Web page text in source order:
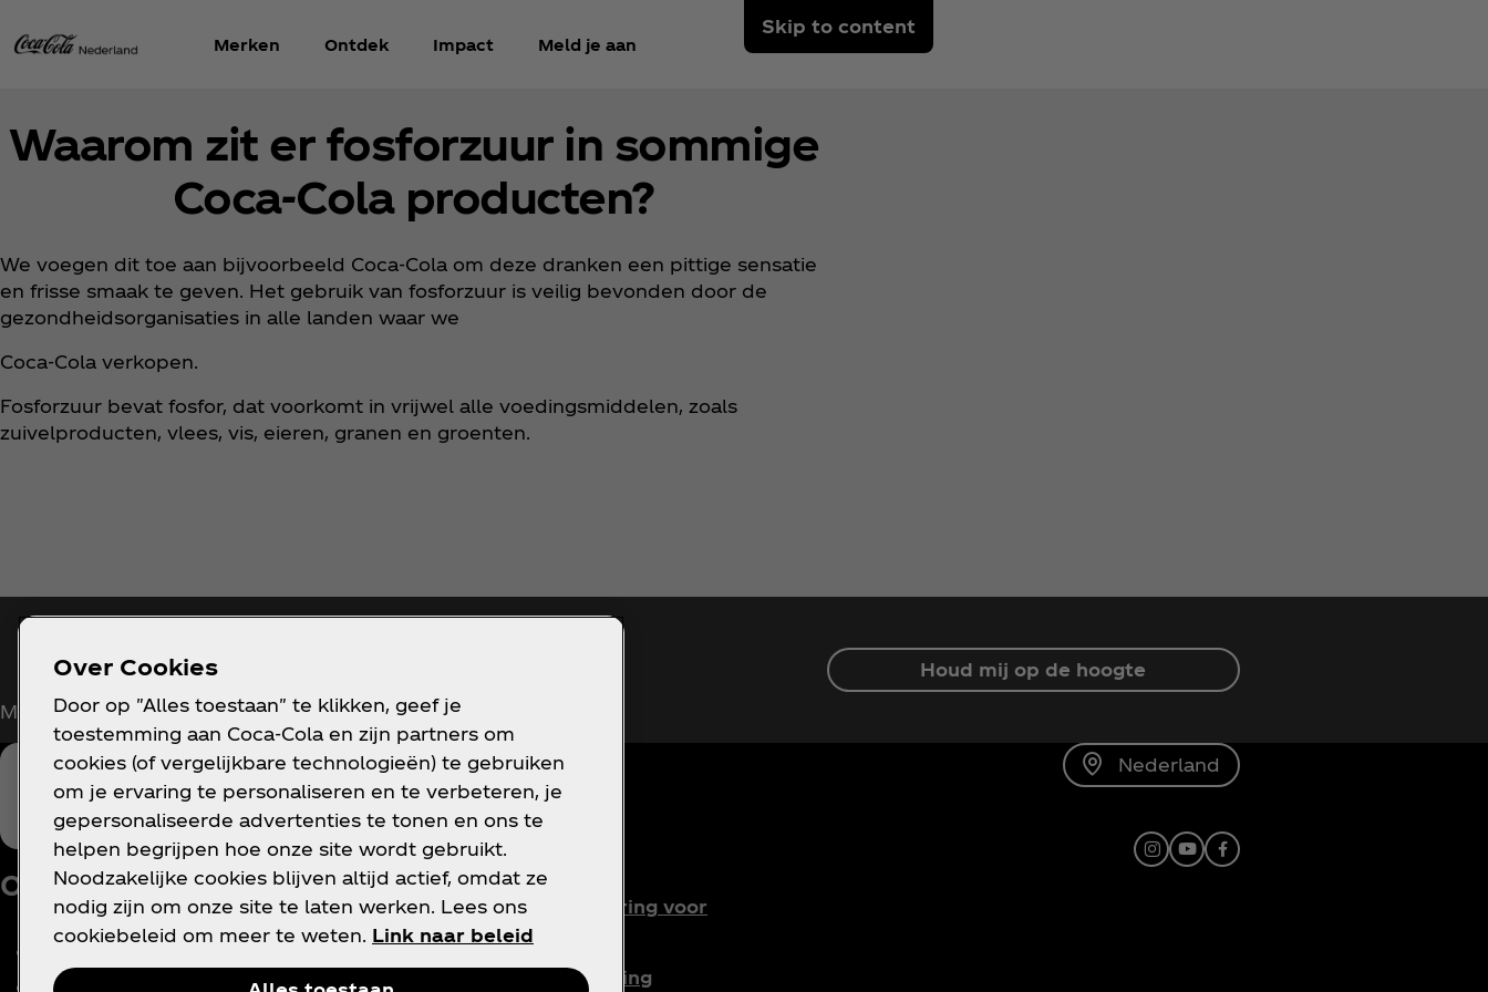
Skip to content
Merken Ontdek Impact Meld je aan
Waarom zit er fosforzuur in sommige
Coca‑Cola producten?
We voegen dit toe aan bijvoorbeeld Coca‑Cola om deze dranken een pittige sensatie
en frisse smaak te geven. Het gebruik van fosforzuur is veilig bevonden door de
gezondheidsorganisaties in alle landen waar we
Coca‑Cola verkopen.
Fosforzuur bevat fosfor, dat voorkomt in vrijwel alle voedingsmiddelen, zoals
zuivelproducten, vlees, vis, eieren, granen en groenten.
Meld je nu aan voor exclusieve toegang!
Houd mij op de hoogte
Nederland
Over ons
Nieuws
Hulp nodig?
Sitemap
Voorwaarden
Privacyverklaring voor
consumenten
Cookieverklaring
Instagram
YoutubeFacebook
Over Cookies
Door op "Alles toestaan" te klikken, geef je
toestemming aan Coca‑Cola en zijn partners om
cookies (of vergelijkbare technologieën) te gebruiken
om je ervaring te personaliseren en te verbeteren, je
gepersonaliseerde advertenties te tonen en ons te
helpen begrijpen hoe onze site wordt gebruikt.
Noodzakelijke cookies blijven altijd actief, omdat ze
nodig zijn om onze site te laten werken. Lees ons
cookiebeleid om meer te weten. Link naar beleid